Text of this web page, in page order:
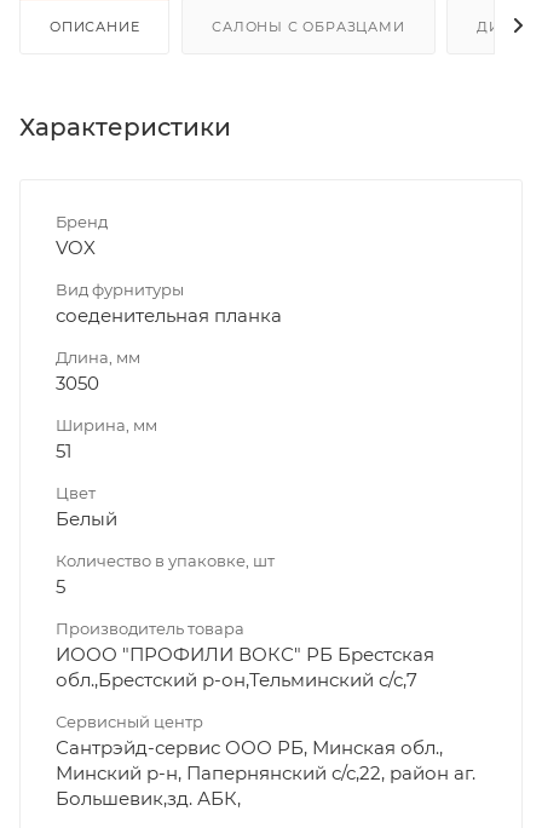
ОПИСАНИЕ САЛОНЫ С ОБРАЗЦАМИ
Характеристики
Бренд
VOX
Вид фурнитуры
соеденительная планка
Длина, мм
3050
Ширина, мм
51
Цвет
Белый
Количество в упаковке, шт
5
Производитель товара
ИООО "ПРОФИЛИ ВОКС" РБ Брестская
обл.,Брестский р-он,Тельминский с/с,7
Сервисный центр
Сантрэйд-сервис ООО РБ, Минская обл.,
Минский р-н, Папернянский с/с,22, район аг.
Большевик,зд. АБК,